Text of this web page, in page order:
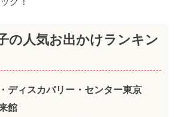
の人気お出かけランキン
ディスカバリー・センター東京
館